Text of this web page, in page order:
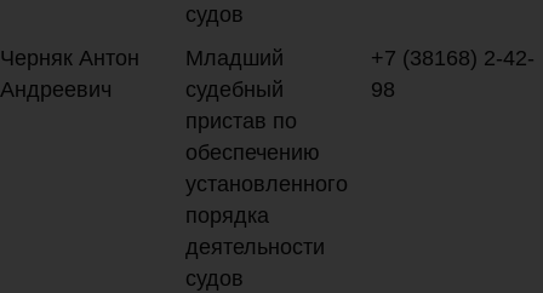
судов
Черняк Антон
Андреевич
Младший
судебный
пристав по
обеспечению
установленного
порядка
деятельности
судов
+7 (38168) 2-42-
98